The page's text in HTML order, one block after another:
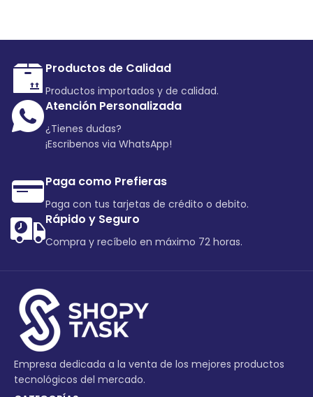
Productos de Calidad
Productos importados y de calidad.
Atención Personalizada
¿Tienes dudas?
¡Escribenos via WhatsApp!
Paga como Prefieras
Paga con tus tarjetas de crédito o debito.
Rápido y Seguro
Compra y recíbelo en máximo 72 horas.
Empresa dedicada a la venta de los mejores productos
tecnológicos del mercado.